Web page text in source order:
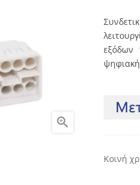

εξόδων
Κοινή